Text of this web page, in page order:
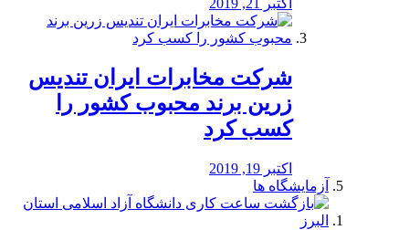
اکتبر 21, 2019
شرکت مخابرات ایران تندیس
زرین برند محبوب کشور را
کسب کرد
اکتبر 19, 2019
آزمایشگاه ها